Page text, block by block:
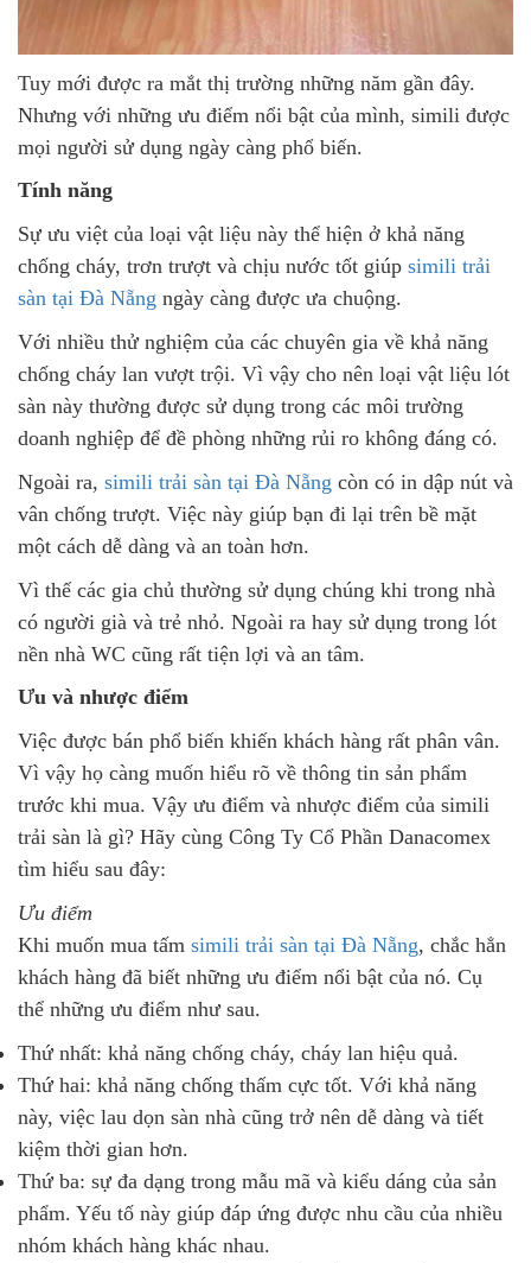
Tuy mới được ra mắt thị trường những năm gần đây.
Nhưng với những ưu điểm nổi bật của mình, simili được
mọi người sử dụng ngày càng phổ biến.
Tính năng
Sự ưu việt của loại vật liệu này thể hiện ở khả năng
chống cháy, trơn trượt và chịu nước tốt giúp simili trải
sàn tại Đà Nẵng ngày càng được ưa chuộng.
Với nhiều thử nghiệm của các chuyên gia về khả năng
chống cháy lan vượt trội. Vì vậy cho nên loại vật liệu lót
sàn này thường được sử dụng trong các môi trường
doanh nghiệp để đề phòng những rủi ro không đáng có.
Ngoài ra, simili trải sàn tại Đà Nẵng còn có in dập nút và
vân chống trượt. Việc này giúp bạn đi lại trên bề mặt
một cách dễ dàng và an toàn hơn.
Vì thế các gia chủ thường sử dụng chúng khi trong nhà
có người già và trẻ nhỏ. Ngoài ra hay sử dụng trong lót
nền nhà WC cũng rất tiện lợi và an tâm.
Ưu và nhược điểm
Việc được bán phổ biến khiến khách hàng rất phân vân.
Vì vậy họ càng muốn hiểu rõ về thông tin sản phẩm
trước khi mua. Vậy ưu điểm và nhược điểm của simili
trải sàn là gì? Hãy cùng Công Ty Cổ Phần Danacomex
tìm hiểu sau đây:
Ưu điểm
Khi muốn mua tấm simili trải sàn tại Đà Nẵng, chắc hẳn
khách hàng đã biết những ưu điểm nổi bật của nó. Cụ
thể những ưu điểm như sau.
Thứ nhất: khả năng chống cháy, cháy lan hiệu quả.
Thứ hai: khả năng chống thấm cực tốt. Với khả năng
này, việc lau dọn sàn nhà cũng trở nên dễ dàng và tiết
kiệm thời gian hơn.
Thứ ba: sự đa dạng trong mẫu mã và kiểu dáng của sản
phẩm. Yếu tố này giúp đáp ứng được nhu cầu của nhiều
nhóm khách hàng khác nhau.